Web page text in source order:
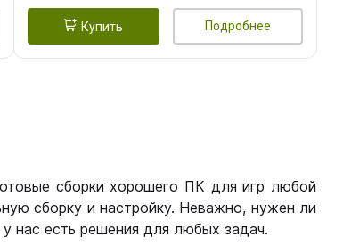
Купить Подробнее
сборки хорошего ПК для игр любой
сборку и настройку. Неважно, нужен ли
нас есть решения для любых задач.